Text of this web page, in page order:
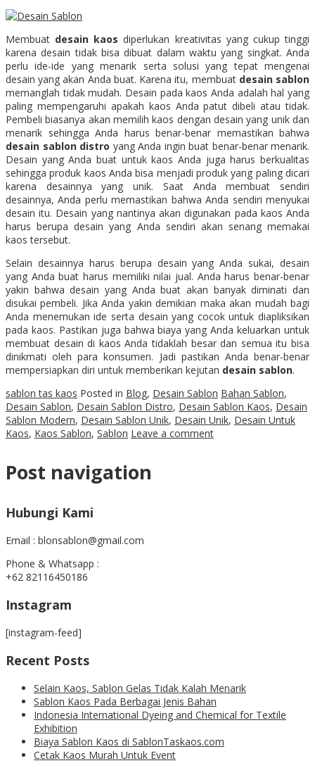
Membuat desain kaosdiperlukan kreativitas yang cukup tinggi
karena desain tidak bisa dibuat dalam waktu yang singkat. Anda
perlu ide-ide yang menarik serta solusi yang tepat mengenai
desain yang akan Anda buat. Karena itu, membuat desain sablon
memanglah tidak mudah. Desain pada kaos Anda adalah hal yang
paling mempengaruhi apakah kaos Anda patut dibeli atau tidak.
Pembeli biasanya akan memilih kaos dengan desain yang unik dan
menarik sehingga Anda harus benar-benar memastikan bahwa
desain sablon distro yang Anda ingin buat benar-benar menarik.
Desain yang Anda buat untuk kaos Anda juga harus berkualitas
sehingga produk kaos Anda bisa menjadi produk yang paling dicari
karena desainnya yang unik. Saat Anda membuat sendiri
desainnya, Anda perlu memastikan bahwa Anda sendiri menyukai
desain itu. Desain yang nantinya akan digunakan pada kaos Anda
harus berupa desain yang Anda sendiri akan senang memakai
kaos tersebut.
Selain desainnya harus berupa desain yang Anda sukai, desain
yang Anda buat harus memiliki nilai jual. Anda harus benar-benar
yakin bahwa desain yang Anda buat akan banyak diminati dan
disukai pembeli. Jika Anda yakin demikian maka akan mudah bagi
Anda menemukan ide serta desain yang cocok untuk diapliksikan
pada kaos. Pastikan juga bahwa biaya yang Anda keluarkan untuk
membuat desain di kaos Anda tidaklah besar dan semua itu bisa
dinikmati oleh para konsumen. Jadi pastikan Anda benar-benar
mempersiapkan diri untuk memberikan kejutan desain sablon.
sablon tas kaos Posted in Blog, Desain Sablon Bahan Sablon,
Desain Sablon, Desain Sablon Distro, Desain Sablon Kaos, Desain
Sablon Modern, Desain Sablon Unik, Desain Unik, Desain Untuk
Kaos, Kaos Sablon, Sablon Leave a comment
Post navigation
Hubungi Kami
Email : blonsablon@gmail.com
Phone & Whatsapp :
+62 82116450186
Instagram
[instagram-feed]
Recent Posts
Selain Kaos, Sablon Gelas Tidak Kalah Menarik
Sablon Kaos Pada Berbagai Jenis Bahan
Indonesia International Dyeing and Chemical for Textile
Exhibition
Biaya Sablon Kaos di SablonTaskaos.com
Cetak Kaos Murah Untuk Event